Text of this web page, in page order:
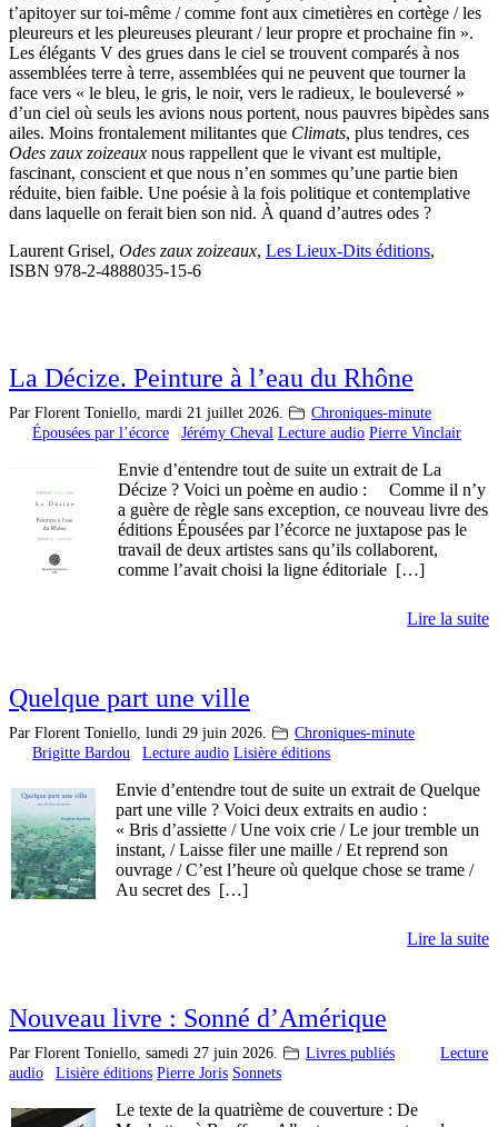
t’apitoyer sur toi-même / comme font aux cimetières en cortège / les
pleureurs et les pleureuses pleurant / leur propre et prochaine fin ».
Les élégants V des grues dans le ciel se trouvent comparés à nos
assemblées terre à terre, assemblées qui ne peuvent que tourner la
face vers « le bleu, le gris, le noir, vers le radieux, le bouleversé »
d’un ciel où seuls les avions nous portent, nous pauvres bipèdes sans
ailes. Moins frontalement militantes que Climats, plus tendres, ces
Odes zaux zoizeaux nous rappellent que le vivant est multiple,
fascinant, conscient et que nous n’en sommes qu’une partie bien
réduite, bien faible. Une poésie à la fois politique et contemplative
dans laquelle on ferait bien son nid. À quand d’autres odes ?
Laurent Grisel, Odes zaux zoizeaux, Les Lieux-Dits éditions,
ISBN 978-2-4888035-15-6
La Décize. Peinture à l’eau du Rhône
Par Florent Toniello, mardi 21 juillet 2026.
Chroniques-minute
Épousées par l’écorce
Jérémy Cheval Lecture audio Pierre Vinclair
Envie d’entendre tout de suite un extrait de La
Décize ? Voici un poème en audio : Comme il n’y
a guère de règle sans exception, ce nouveau livre des
éditions Épousées par l’écorce ne juxtapose pas le
travail de deux artistes sans qu’ils collaborent,
comme l’avait choisi la ligne éditoriale […]
Lire la suite
Quelque part une ville
Par Florent Toniello, lundi 29 juin 2026.
Chroniques-minute
Brigitte Bardou
Lecture audio Lisière éditions
Envie d’entendre tout de suite un extrait de Quelque
part une ville ? Voici deux extraits en audio :
« Bris d’assiette / Une voix crie / Le jour tremble un
instant, / Laisse filer une maille / Et reprend son
ouvrage / C’est l’heure où quelque chose se trame /
Au secret des […]
Lire la suite
Nouveau livre : Sonné d’Amérique
Par Florent Toniello, samedi 27 juin 2026. Livres publiés
Lecture
audio
Lisière éditions Pierre Joris Sonnets
Le texte de la quatrième de couverture : De